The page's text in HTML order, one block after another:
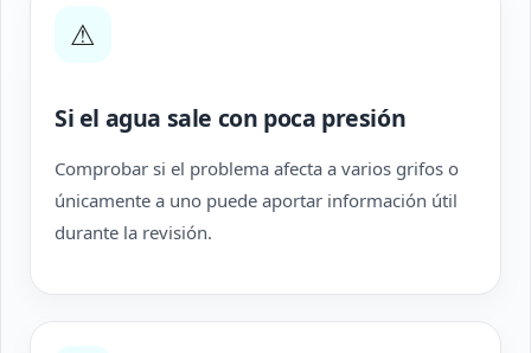
⚠
Si el agua sale con poca presión
Comprobar si el problema afecta a varios grifos o
únicamente a uno puede aportar información útil
durante la revisión.